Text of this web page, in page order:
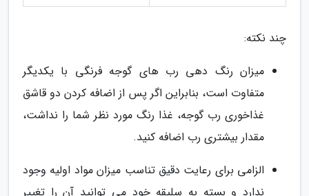
چند نکته:
میزان رنگ دهی رب های گوجه فرنگی با یکدیگر
متفاوت است، بنابراین اگر پس از اضافه کردن دو قاشق
غذاخوری رب گوجه، غذا رنگ مورد نظر شما را نداشت،
مقدار بیشتری رب اضافه کنید.
الزامی برای رعایت دقیق تناسب میزان مواد اولیه وجود
ندارد و بسته به سلیقه خود می توانید آن را تغییر